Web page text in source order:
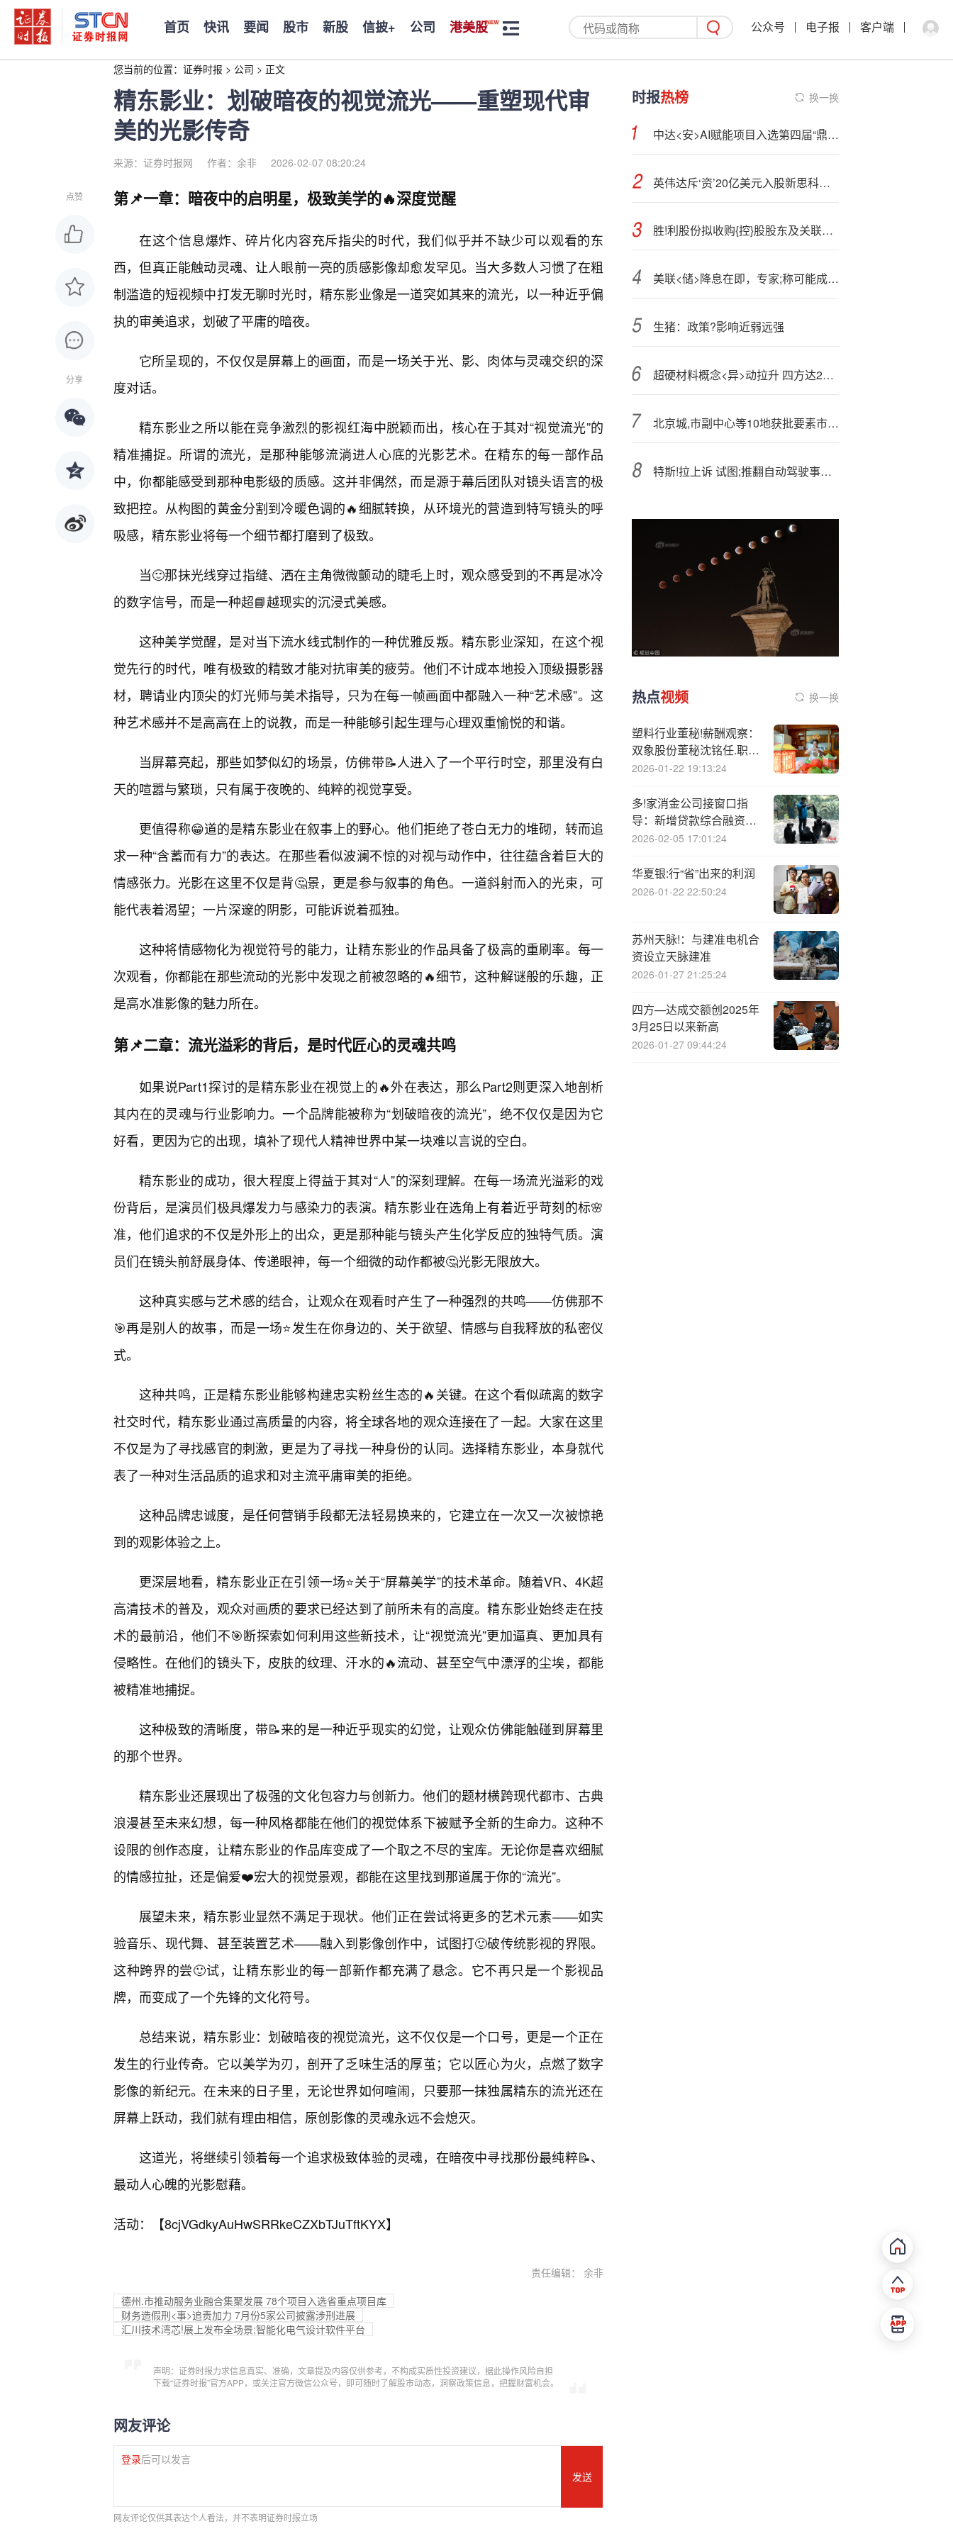
首页 快讯 要闻 股市 新股 信披+ 公司 港美股 公众号 电子报 客户端
您当前的位置： 证券时报 > 公司 > 正文
精东影业：划破暗夜的视觉流光——重塑现代审
美的光影传奇
来源：证券时报网 作者：余非 2026-02-07 08:20:24
点赞
分享
第📌一章：暗夜中的启明星，极致美学的🔥深度觉醒
在这个信息爆炸、碎片化内容充斥指尖的时代，我们似乎并不缺少可以观看的东
西，但真正能触动灵魂、让人眼前一亮的质感影像却愈发罕见。当大多数人习惯了在粗
制滥造的短视频中打发无聊时光时，精东影业像是一道突如其来的流光，以一种近乎偏
执的审美追求，划破了平庸的暗夜。
它所呈现的，不仅仅是屏幕上的画面，而是一场关于光、影、肉体与灵魂交织的深
度对话。
精东影业之所以能在竞争激烈的影视红海中脱颖而出，核心在于其对“视觉流光”的
精准捕捉。所谓的流光，是那种能够流淌进人心底的光影艺术。在精东的每一部作品
中，你都能感受到那种电影级的质感。这并非偶然，而是源于幕后团队对镜头语言的极
致把控。从构图的黄金分割到冷暖色调的🔥细腻转换，从环境光的营造到特写镜头的呼
吸感，精东影业将每一个细节都打磨到了极致。
当🙂那抹光线穿过指缝、洒在主角微微颤动的睫毛上时，观众感受到的不再是冰冷
的数字信号，而是一种超📘越现实的沉浸式美感。
这种美学觉醒，是对当下流水线式制作的一种优雅反叛。精东影业深知，在这个视
觉先行的时代，唯有极致的精致才能对抗审美的疲劳。他们不计成本地投入顶级摄影器
材，聘请业内顶尖的灯光师与美术指导，只为在每一帧画面中都融入一种“艺术感”。这
种艺术感并不是高高在上的说教，而是一种能够引起生理与心理双重愉悦的和谐。
当屏幕亮起，那些如梦似幻的场景，仿佛带📝人进入了一个平行时空，那里没有白
天的喧嚣与繁琐，只有属于夜晚的、纯粹的视觉享受。
更值得称😁道的是精东影业在叙事上的野心。他们拒绝了苍白无力的堆砌，转而追
求一种“含蓄而有力”的表达。在那些看似波澜不惊的对视与动作中，往往蕴含着巨大的
情感张力。光影在这里不仅是背🤔景，更是参与叙事的角色。一道斜射而入的光束，可
能代表着渴望；一片深邃的阴影，可能诉说着孤独。
这种将情感物化为视觉符号的能力，让精东影业的作品具备了极高的重刷率。每一
次观看，你都能在那些流动的光影中发现之前被忽略的🔥细节，这种解谜般的乐趣，正
是高水准影像的魅力所在。
第📌二章：流光溢彩的背后，是时代匠心的灵魂共鸣
如果说Part1探讨的是精东影业在视觉上的🔥外在表达，那么Part2则更深入地剖析
其内在的灵魂与行业影响力。一个品牌能被称为“划破暗夜的流光”，绝不仅仅是因为它
好看，更因为它的出现，填补了现代人精神世界中某一块难以言说的空白。
精东影业的成功，很大程度上得益于其对“人”的深刻理解。在每一场流光溢彩的戏
份背后，是演员们极具爆发力与感染力的表演。精东影业在选角上有着近乎苛刻的标🌸
准，他们追求的不仅是外形上的出众，更是那种能与镜头产生化学反应的独特气质。演
员们在镜头前舒展身体、传递眼神，每一个细微的动作都被🤔光影无限放大。
这种真实感与艺术感的结合，让观众在观看时产生了一种强烈的共鸣——仿佛那不
🎯再是别人的故事，而是一场⭐发生在你身边的、关于欲望、情感与自我释放的私密仪
式。
这种共鸣，正是精东影业能够构建忠实粉丝生态的🔥关键。在这个看似疏离的数字
社交时代，精东影业通过高质量的内容，将全球各地的观众连接在了一起。大家在这里
不仅是为了寻找感官的刺激，更是为了寻找一种身份的认同。选择精东影业，本身就代
表了一种对生活品质的追求和对主流平庸审美的拒绝。
这种品牌忠诚度，是任何营销手段都无法轻易换来的，它建立在一次又一次被惊艳
到的观影体验之上。
更深层地看，精东影业正在引领一场⭐关于“屏幕美学”的技术革命。随着VR、4K超
高清技术的普及，观众对画质的要求已经达到了前所未有的高度。精东影业始终走在技
术的最前沿，他们不🎯断探索如何利用这些新技术，让“视觉流光”更加逼真、更加具有
侵略性。在他们的镜头下，皮肤的纹理、汗水的🔥流动、甚至空气中漂浮的尘埃，都能
被精准地捕捉。
这种极致的清晰度，带📝来的是一种近乎现实的幻觉，让观众仿佛能触碰到屏幕里
的那个世界。
精东影业还展现出了极强的文化包容力与创新力。他们的题材横跨现代都市、古典
浪漫甚至未来幻想，每一种风格都能在他们的视觉体系下被赋予全新的生命力。这种不
设限的创作态度，让精东影业的作品库变成了一个取之不尽的宝库。无论你是喜欢细腻
的情感拉扯，还是偏爱❤️宏大的视觉景观，都能在这里找到那道属于你的“流光”。
展望未来，精东影业显然不满足于现状。他们正在尝试将更多的艺术元素——如实
验音乐、现代舞、甚至装置艺术——融入到影像创作中，试图打🙂破传统影视的界限。
这种跨界的尝🙂试，让精东影业的每一部新作都充满了悬念。它不再只是一个影视品
牌，而变成了一个先锋的文化符号。
总结来说，精东影业：划破暗夜的视觉流光，这不仅仅是一个口号，更是一个正在
发生的行业传奇。它以美学为刃，剖开了乏味生活的厚茧；它以匠心为火，点燃了数字
影像的新纪元。在未来的日子里，无论世界如何喧闹，只要那一抹独属精东的流光还在
屏幕上跃动，我们就有理由相信，原创影像的灵魂永远不会熄灭。
这道光，将继续引领着每一个追求极致体验的灵魂，在暗夜中寻找那份最纯粹📝、
最动人心魄的光影慰藉。
活动：【8cjVGdkyAuHwSRRkeCZXbTJuTftKYX】
责任编辑： 余非
德州.市推动服务业融合集聚发展 78个项目入选省重点项目库
财务造假刑<事>追责加力 7月份5家公司披露涉刑进展
汇川技术湾芯!展上发布全场景;智能化电气设计软件平台
声明：证券时报力求信息真实、准确，文章提及内容仅供参考，不构成实质性投资建议，据此操作风险自担
下载“证券时报”官方APP，或关注官方微信公众号，即可随时了解股市动态，洞察政策信息，把握财富机会。
网友评论
登录后可以发言
发送
网友评论仅供其表达个人看法，并不表明证券时报立场
时报热榜 换一换
中达<安>AI赋能项目入选第四届“鼎新杯”典型案例，供应链风险管理实现“事前预警”新突破
英伟达斥‘资’20亿美元入股新思科技，深化算力合作关系
胜!利股份拟收购{控}股股东及关联方旗下资产
美联<储>降息在即，专家;称可能成为市场转折点
生猪：政策?影响近弱远强
超硬材料概念<异>动拉升 四方达20{C}M涨停
北京城,市副中心等10地获批要素市场化配置综合改革试点
特斯!拉上诉 试图;推翻自动驾驶事故诉讼中2.4亿美元的判决结果
热点视频 换一换
塑料行业董秘!薪酬观察：
双象股份董秘沈铭任.职时
长接近18年 年薪33万元
薪酬一半
2026-01-22 19:13:24
多!家消金公司接窗口指
导：新增贷款综合融资成
本不得超20%
2026-02-05 17:01:24
华夏银:行“省”出来的利润
2026-01-22 22:50:24
苏州天脉!：与建准电机合
资设立天脉建准
2026-01-27 21:25:24
四方—达成交额创2025年
3月25日以来新高
2026-01-27 09:44:24